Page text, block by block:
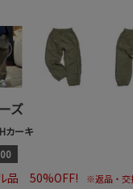
ズ
カーキ
品 50%OFF! ※返品・交